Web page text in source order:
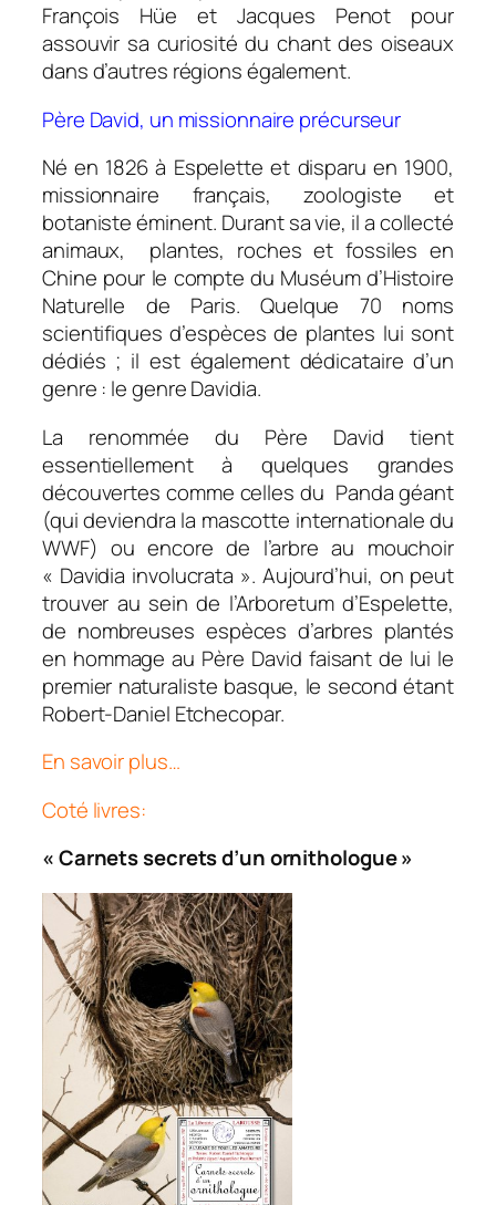
François Hüe et Jacques Penot pour
assouvir sa curiosité du chant des oiseaux
dans d’autres régions également.
Père David, un missionnaire précurseur
Né en 1826 à Espelette et disparu en 1900,
missionnaire français, zoologiste et
botaniste éminent. Durant sa vie, il a collecté
animaux, plantes, roches et fossiles en
Chine pour le compte du Muséum d’Histoire
Naturelle de Paris. Quelque 70 noms
scientifiques d’espèces de plantes lui sont
dédiés ; il est également dédicataire d’un
genre : le genre Davidia.
La renommée du Père David tient
essentiellement à quelques grandes
découvertes comme celles du Panda géant
(qui deviendra la mascotte internationale du
WWF) ou encore de l’arbre au mouchoir
« Davidia involucrata ». Aujourd’hui, on peut
trouver au sein de l’Arboretum d’Espelette,
de nombreuses espèces d’arbres plantés
en hommage au Père David faisant de lui le
premier naturaliste basque, le second étant
Robert-Daniel Etchecopar.
En savoir plus…
Coté livres:
« Carnets secrets d’un ornithologue »